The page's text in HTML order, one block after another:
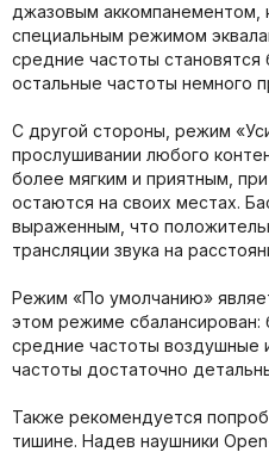
джазовым аккомпанементом,
специальным режимом
средние частоты
остальные частоты немного
С другой стороны, режим
прослушивании любого
более мягким и приятным,
остаются на своих местах.
выраженным, что
трансляции звука на
Режим «По умолчанию»
этом режиме сбалансирован:
средние частоты воздушные
частоты достаточно
Также рекомендуется
тишине. Надев наушники